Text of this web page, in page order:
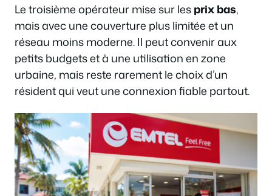
Le troisième opérateur mise sur lesprix bas,
mais avec une couverture plus limitée et un
réseau moins moderne. Il peut convenir aux
petits budgets et à une utilisation en zone
urbaine, mais reste rarement le choix d’un
résident qui veut une connexion fiable partout.